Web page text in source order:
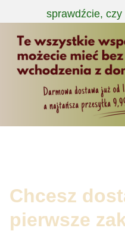
sprawdźcie,
Chcesz
pierwsze